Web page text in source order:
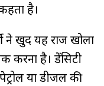
है।
ने खुद यह राज खोला
करना है। डेंसिटी
या डीजल की